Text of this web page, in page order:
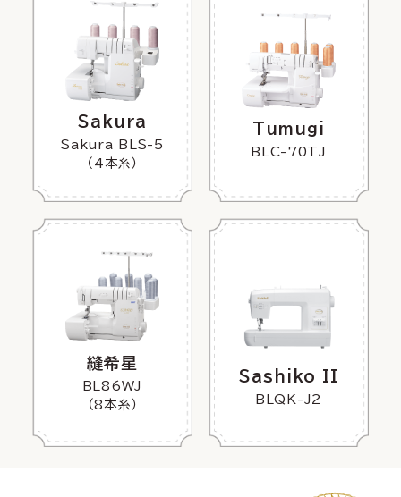
Sakura
Sakura BLS-5
（4本糸）
Tumugi
BLC-70TJ
縫希星
BL86WJ
（8本糸）
Sashiko II
BLQK-J2